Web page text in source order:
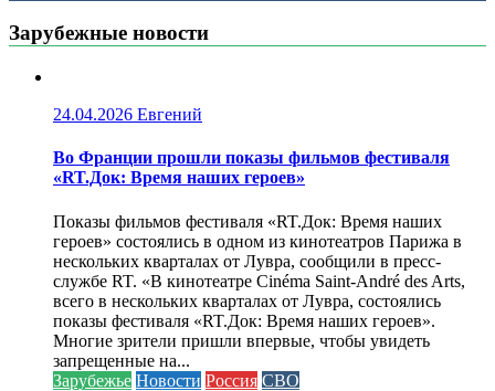
Зарубежные новости
24.04.2026 Евгений
Во Франции прошли показы фильмов фестиваля
«RT.Док: Время наших героев»
Показы фильмов фестиваля «RT.Док: Время наших
героев» состоялись в одном из кинотеатров Парижа в
нескольких кварталах от Лувра, сообщили в пресс-
службе RT. «В кинотеатре Cinéma Saint-André des Arts,
всего в нескольких кварталах от Лувра, состоялись
показы фестиваля «RT.Док: Время наших героев».
Многие зрители пришли впервые, чтобы увидеть
запрещенные на...
Зарубежье Новости Россия СВО